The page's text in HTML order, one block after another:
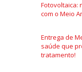
Fotovoltaica:
com o Meio
Entrega de
saúde que
tratamento!